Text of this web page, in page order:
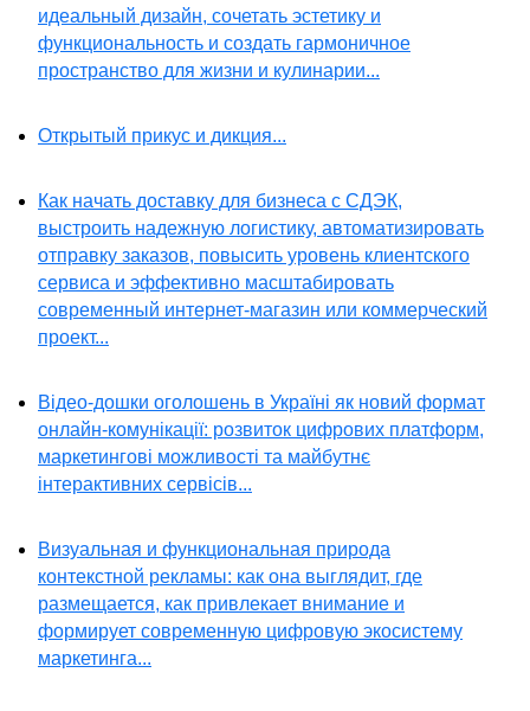
идеальный дизайн, сочетать эстетику и
функциональность и создать гармоничное
пространство для жизни и кулинарии...
Открытый прикус и дикция...
Как начать доставку для бизнеса с СДЭК,
выстроить надежную логистику, автоматизировать
отправку заказов, повысить уровень клиентского
сервиса и эффективно масштабировать
современный интернет-магазин или коммерческий
проект...
Відео-дошки оголошень в Україні як новий формат
онлайн-комунікації: розвиток цифрових платформ,
маркетингові можливості та майбутнє
інтерактивних сервісів...
Визуальная и функциональная природа
контекстной рекламы: как она выглядит, где
размещается, как привлекает внимание и
формирует современную цифровую экосистему
маркетинга...